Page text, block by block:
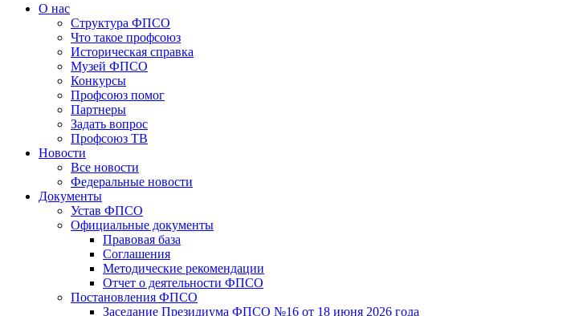
О нас
Структура ФПСО
Что такое профсоюз
Историческая справка
Музей ФПСО
Конкурсы
Профсоюз помог
Партнеры
Задать вопрос
Профсоюз ТВ
Новости
Все новости
Федеральные новости
Документы
Устав ФПСО
Официальные документы
Правовая база
Соглашения
Методические рекомендации
Отчет о деятельности ФПСО
Постановления ФПСО
Заседание Президиума ФПСО №16 от 18 июня 2026 года